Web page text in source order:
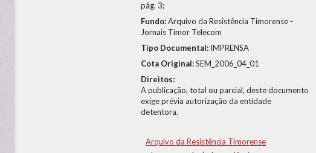
pág. 3;
Fundo:Arquivo da Resistência Timorense -
Jornais Timor Telecom
Tipo Documental: IMPRENSA
Cota Original:SEM_2006_04_01
Direitos:
A publicação, total ou parcial, deste documento
exige prévia autorização da entidade
detentora.
Arquivo da Resistência Timorense